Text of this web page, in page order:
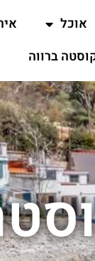
אוכל
ברווה